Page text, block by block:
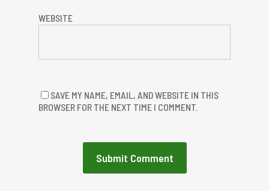
WEBSITE
SAVE MY NAME, EMAIL, AND WEBSITE IN THIS
BROWSER FOR THE NEXT TIME I COMMENT.